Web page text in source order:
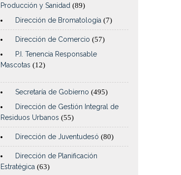
Producción y Sanidad (89)
Dirección de Bromatología (7)
Dirección de Comercio (57)
P.I. Tenencia Responsable
Mascotas (12)
Secretaría de Gobierno (495)
Dirección de Gestión Integral de
Residuos Urbanos (55)
Dirección de Juventudesó (80)
Dirección de Planificación
Estratégica (63)